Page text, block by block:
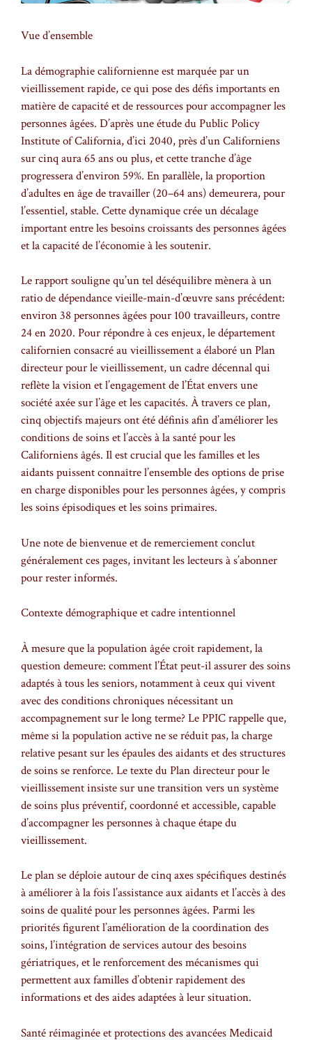
Vue d’ensemble
La démographie californienne est marquée par un
vieillissement rapide, ce qui pose des défis importants en
matière de capacité et de ressources pour accompagner les
personnes âgées. D’après une étude du Public Policy
Institute of California, d’ici 2040, près d’un Californiens
sur cinq aura 65 ans ou plus, et cette tranche d’âge
progressera d’environ 59%. En parallèle, la proportion
d’adultes en âge de travailler (20–64 ans) demeurera, pour
l’essentiel, stable. Cette dynamique crée un décalage
important entre les besoins croissants des personnes âgées
et la capacité de l’économie à les soutenir.
Le rapport souligne qu’un tel déséquilibre mènera à un
ratio de dépendance vieille-main-d’œuvre sans précédent:
environ 38 personnes âgées pour 100 travailleurs, contre
24 en 2020. Pour répondre à ces enjeux, le département
californien consacré au vieillissement a élaboré un Plan
directeur pour le vieillissement, un cadre décennal qui
reflète la vision et l’engagement de l’État envers une
société axée sur l’âge et les capacités. À travers ce plan,
cinq objectifs majeurs ont été définis afin d’améliorer les
conditions de soins et l’accès à la santé pour les
Californiens âgés. Il est crucial que les familles et les
aidants puissent connaître l’ensemble des options de prise
en charge disponibles pour les personnes âgées, y compris
les soins épisodiques et les soins primaires.
Une note de bienvenue et de remerciement conclut
généralement ces pages, invitant les lecteurs à s’abonner
pour rester informés.
Contexte démographique et cadre intentionnel
À mesure que la population âgée croît rapidement, la
question demeure: comment l’État peut-il assurer des soins
adaptés à tous les seniors, notamment à ceux qui vivent
avec des conditions chroniques nécessitant un
accompagnement sur le long terme? Le PPIC rappelle que,
même si la population active ne se réduit pas, la charge
relative pesant sur les épaules des aidants et des structures
de soins se renforce. Le texte du Plan directeur pour le
vieillissement insiste sur une transition vers un système
de soins plus préventif, coordonné et accessible, capable
d’accompagner les personnes à chaque étape du
vieillissement.
Le plan se déploie autour de cinq axes spécifiques destinés
à améliorer à la fois l’assistance aux aidants et l’accès à des
soins de qualité pour les personnes âgées. Parmi les
priorités figurent l’amélioration de la coordination des
soins, l’intégration de services autour des besoins
gériatriques, et le renforcement des mécanismes qui
permettent aux familles d’obtenir rapidement des
informations et des aides adaptées à leur situation.
Santé réimaginée et protections des avancées Medicaid